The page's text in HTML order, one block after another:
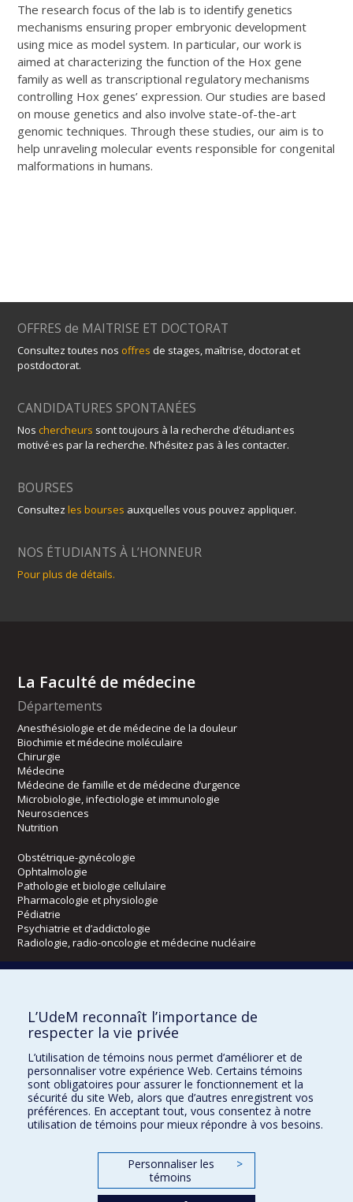
The research focus of the lab is to identify genetics
mechanisms ensuring proper embryonic development
using mice as model system. In particular, our work is
aimed at characterizing the function of the Hox gene
family as well as transcriptional regulatory mechanisms
controlling Hox genes’ expression. Our studies are based
on mouse genetics and also involve state-of-the-art
genomic techniques. Through these studies, our aim is to
help unraveling molecular events responsible for congenital
malformations in humans.
OFFRES de MAITRISE ET DOCTORAT
Consultez toutes nos offres de stages, maîtrise, doctorat et
postdoctorat.
CANDIDATURES SPONTANÉES
Noschercheurs sont toujours à la recherche d’étudiant·es
motivé·es par la recherche. N’hésitez pas à les contacter.
BOURSES
Consultezles bourses auxquelles vous pouvez appliquer.
NOS ÉTUDIANTS À L’HONNEUR
Pour plus de détails.
La Faculté de médecine
Départements
Anesthésiologie et de médecine de la douleur
Biochimie et médecine moléculaire
Chirurgie
Médecine
Médecine de famille et de médecine d’urgence
Microbiologie, infectiologie et immunologie
Neurosciences
Nutrition
Obstétrique-gynécologie
Ophtalmologie
Pathologie et biologie cellulaire
Pharmacologie et physiologie
Pédiatrie
Psychiatrie et d’addictologie
Radiologie, radio-oncologie et médecine nucléaire
Kinésiologie et des sciences de l’activité physique
Orthophonie et audiologie
Directions
DPC
CPASS
L’UdeM reconnaît l’importance de
respecter la vie privée
L’utilisation de témoins nous permet d’améliorer et de
personnaliser votre expérience Web. Certains témoins
sont obligatoires pour assurer le fonctionnement et la
sécurité du site Web, alors que d’autres enregistrent vos
préférences. En acceptant tout, vous consentez à notre
utilisation de témoins pour mieux répondre à vos besoins.
Personnaliser les
témoins
>